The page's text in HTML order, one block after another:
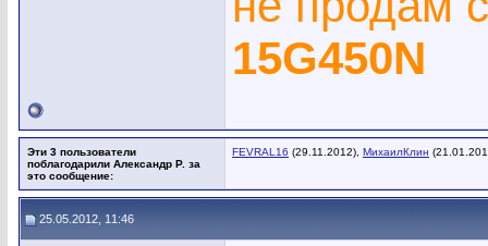
15G450N
Эти 3 пользователи
поблагодарили Александр Р. за
это сообщение:
FEVRAL16 (29.11.2012), МихаилКлин
25.05.2012, 11:46